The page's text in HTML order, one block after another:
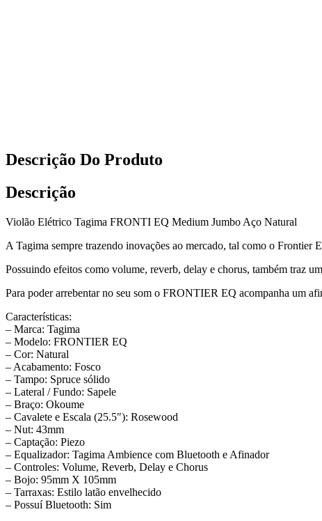
Descrição Do Produto
Descrição
Violão Elétrico Tagima FRONTI EQ Medium Jumbo Aço Natural
A Tagima sempre trazendo inovações ao mercado, tal como o Frontier
Possuindo efeitos como volume, reverb, delay e chorus, também traz
Para poder arrebentar no seu som o FRONTIER EQ acompanha um
Características:
– Marca: Tagima
– Modelo: FRONTIER EQ
– Cor: Natural
– Acabamento: Fosco
– Tampo: Spruce sólido
– Lateral / Fundo: Sapele
– Braço: Okoume
– Cavalete e Escala (25.5″): Rosewood
– Nut: 43mm
– Captação: Piezo
– Equalizador: Tagima Ambience com Bluetooth e Afinador
– Controles: Volume, Reverb, Delay e Chorus
– Bojo: 95mm X 105mm
– Tarraxas: Estilo latão envelhecido
– Possuí Bluetooth: Sim